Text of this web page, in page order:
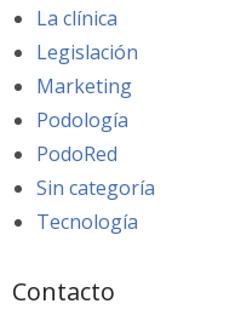
La clínica
Legislación
Marketing
Podología
PodoRed
Sin categoría
Tecnología
Contacto